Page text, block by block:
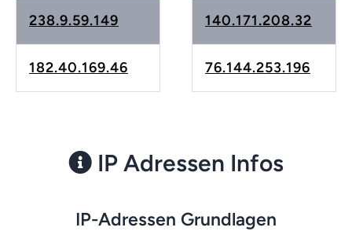
238.9.59.149
182.40.169.46
140.171.208.32
76.144.253.196
IP Adressen Infos
IP-Adressen Grundlagen